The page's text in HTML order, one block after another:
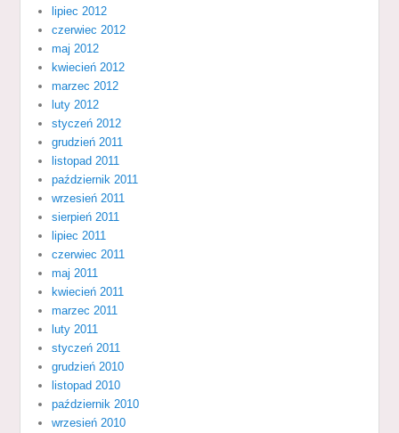
lipiec 2012
czerwiec 2012
maj 2012
kwiecień 2012
marzec 2012
luty 2012
styczeń 2012
grudzień 2011
listopad 2011
październik 2011
wrzesień 2011
sierpień 2011
lipiec 2011
czerwiec 2011
maj 2011
kwiecień 2011
marzec 2011
luty 2011
styczeń 2011
grudzień 2010
listopad 2010
październik 2010
wrzesień 2010